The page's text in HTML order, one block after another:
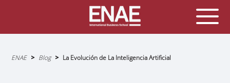
Sobrescribir
ENAE Blog La Evolución de La Inteligencia Artificial